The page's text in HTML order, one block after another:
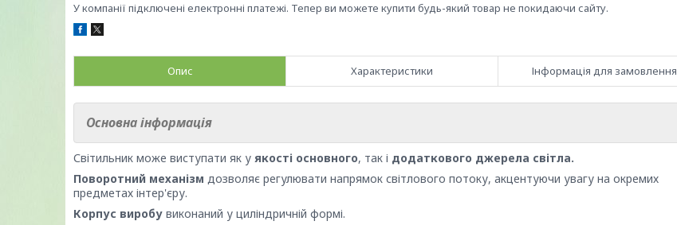
У компанії підключені електронні платежі. Тепер ви можете купити будь-який товар не покидаючи сайту.
Опис Характеристики Інформація для замовлення
Основна інформація
Світильник може виступати як у якості основного, так і додаткового джерела світла.
Поворотний механізм дозволяє регулювати напрямок світлового потоку, акцентуючи увагу на окремих
предметах інтер'єру.
Корпус виробу виконаний у циліндричній формі.